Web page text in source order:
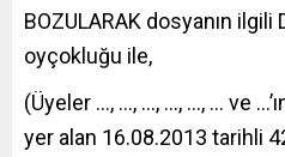
BOZULARAK dosyanın ilgili
oyçokluğu ile,
(Üyeler …, …, …, …, …, … ve
yer alan 16.08.2013 tarihli